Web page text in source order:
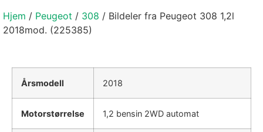
Hjem / Peugeot / 308 / Bildeler fra Peugeot 308 1,2l
2018mod. (225385)
Årsmodell 2018
Motorstørrelse 1,2 bensin 2WD automat